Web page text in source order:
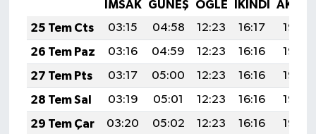
İMSAK GÜNEŞ ÖĞLE İKINDI
25 Tem Cts
03:15 04:58 12:23 16:17
19:38
26 Tem Paz
03:16 04:59 12:23 16:16
19:37
27 Tem Pts
03:17 05:00 12:23 16:16
19:37
28 Tem Sal
03:19 05:01 12:23 16:16
19:36
29 Tem Çar
03:20 05:02 12:23 16:16
19:35